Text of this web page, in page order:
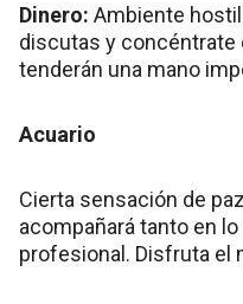
Dinero: Ambiente
discutas y concéntrate
tenderán una mano
Acuario
Cierta sensación de
acompañará tanto en
profesional. Disfruta el